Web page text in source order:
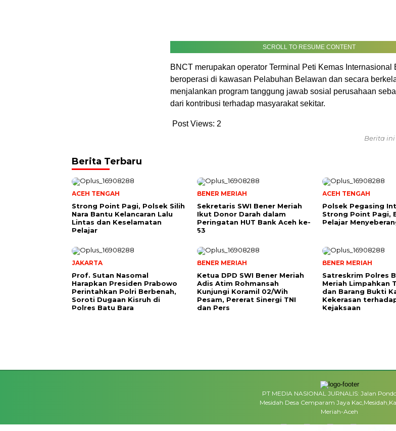
SCROLL TO RESUME CONTENT
BNCT merupakan operator Terminal Peti Kemas Internasional
beroperasi di kawasan Pelabuhan Belawan dan secara
menjalankan program tanggung jawab sosial perusahaan
dari kontribusi terhadap masyarakat sekitar.
Post Views: 2
Berita
Berita Terbaru
ACEH TENGAH
Strong Point Pagi, Polsek Silih
Nara Bantu Kelancaran Lalu
Lintas dan Keselamatan
Pelajar
BENER MERIAH
Sekretaris SWI Bener Meriah
Ikut Donor Darah dalam
Peringatan HUT Bank Aceh ke-
53
ACEH TENGAH
Polsek Pegasing
Strong Point Pagi,
Pelajar
JAKARTA
Prof. Sutan Nasomal
Harapkan Presiden Prabowo
Perintahkan Polri Berbenah,
Soroti Dugaan Kisruh di
Polres Batu Bara
BENER MERIAH
Ketua DPD SWI Bener Meriah
Adis Atim Rohmansah
Kunjungi Koramil 02/Wih
Pesam, Pererat Sinergi TNI
dan Pers
BENER MERIAH
Satreskrim Polres
Meriah Limpahkan
dan Barang Bukti
Kekerasan
Kejaksaan
PT MEDIA NASIONAL JURNALIS: Jalan
Mesidah Desa Cemparam Jaya
Meriah-Aceh